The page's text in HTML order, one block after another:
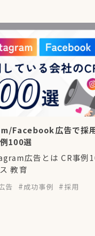
Facebook広告で採
100選
広告とは CR事例
教育
告 成功事例 採用